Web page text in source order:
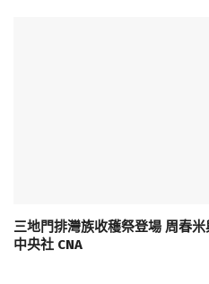
三地門排灣族收穫祭登場 周春
中央社 CNA